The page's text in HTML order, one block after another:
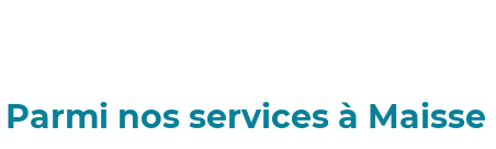
Parmi nos services à Maisse